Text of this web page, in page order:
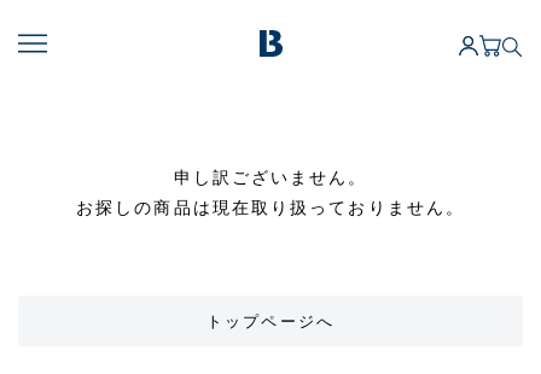
申し訳ございません。
お探しの商品は現在取り扱っておりません。
トップページへ